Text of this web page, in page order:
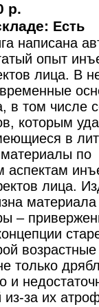
р.
Есть
написана
опыт
лица. В
в том числе
которым
в
по
аспектам
лица.
материала
–
только
и
за их